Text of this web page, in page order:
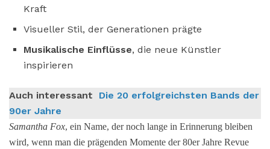
Kraft
Visueller Stil, der Generationen prägte
Musikalische Einflüsse, die neue Künstler
inspirieren
Auch interessant
Die 20 erfolgreichsten Bands der
90er Jahre
Samantha Fox, ein Name, der noch lange in Erinnerung bleiben
wird, wenn man die prägenden Momente der 80er Jahre Revue